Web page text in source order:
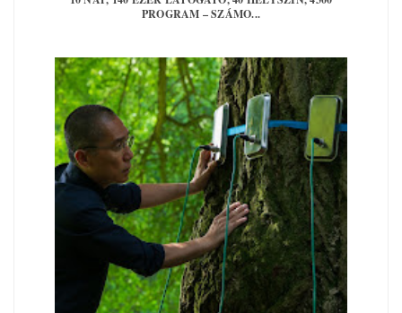
PROGRAM – SZÁMO...